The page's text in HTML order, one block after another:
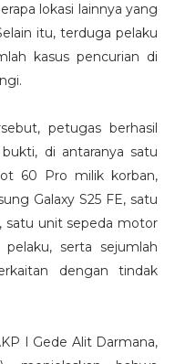
lokasi lainnya yang
itu, terduga pelaku
kasus pencurian di
petugas berhasil
di antaranya satu
60 Pro milik korban,
Galaxy S25 FE, satu
unit sepeda motor
serta sejumlah
dengan tindak
I Gede Alit Darmana,